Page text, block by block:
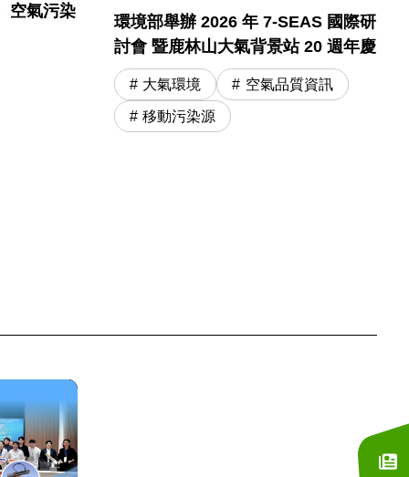
空氣污染
環境部舉辦 2026 年 7-SEAS 國際研
討會 暨鹿林山大氣背景站 20 週年慶
大氣環境 空氣品質資訊
移動污染源